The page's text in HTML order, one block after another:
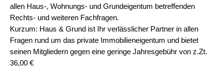
allen Haus-, Wohnungs- und Grundeigentum betreffenden
Rechts- und weiteren Fachfragen.
Kurzum: Haus & Grund ist Ihr verlässlicher Partner in allen
Fragen rund um das private Immobilieneigentum und bietet
seinen Mitgliedern gegen eine geringe Jahresgebühr von z.Zt.
36,00 €